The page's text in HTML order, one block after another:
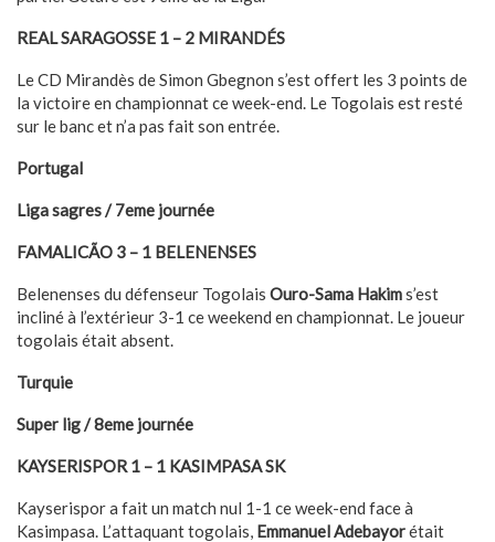
REAL SARAGOSSE 1 – 2 MIRANDÉS
Le CD Mirandès de Simon Gbegnon s’est offert les 3 points de
la victoire en championnat ce week-end. Le Togolais est resté
sur le banc et n’a pas fait son entrée.
Portugal
Liga sagres / 7eme journée
FAMALICÃO 3 – 1 BELENENSES
Belenenses du défenseur Togolais Ouro-Sama Hakims’est
incliné à l’extérieur 3-1 ce weekend en championnat. Le joueur
togolais était absent.
Turquie
Super lig / 8eme journée
KAYSERISPOR 1 – 1 KASIMPASA SK
Kayserispor a fait un match nul 1-1 ce week-end face à
Kasimpasa. L’attaquant togolais, Emmanuel Adebayorétait